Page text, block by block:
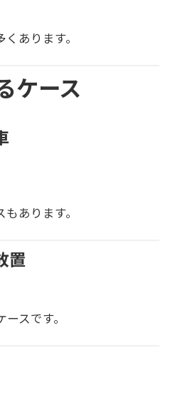
あります。
ケース
あります。
置
スです。